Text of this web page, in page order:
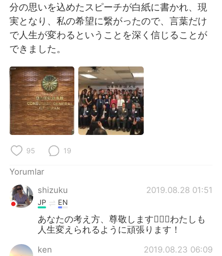
分の思いを込めたスピーチが白紙に書かれ、現
実となり、私の希望に繋がったので、言葉だけ
で人生が変わるということを深く信じることが
できました。
95 19
Yorumlar
shizuku
2019.08.28 01:51
JP EN
あなたの考え方、尊敬します🙆🏻‍♀️わたしも
人生変えられるように頑張ります！
ken 2019.08.23 06:09